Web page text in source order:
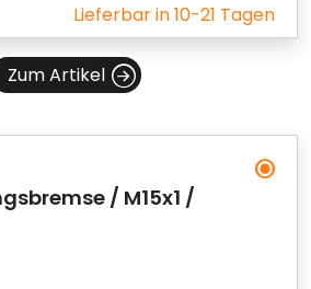
Lieferbar in 10-21 Tagen
Zum Artikel
/ M15x1 /